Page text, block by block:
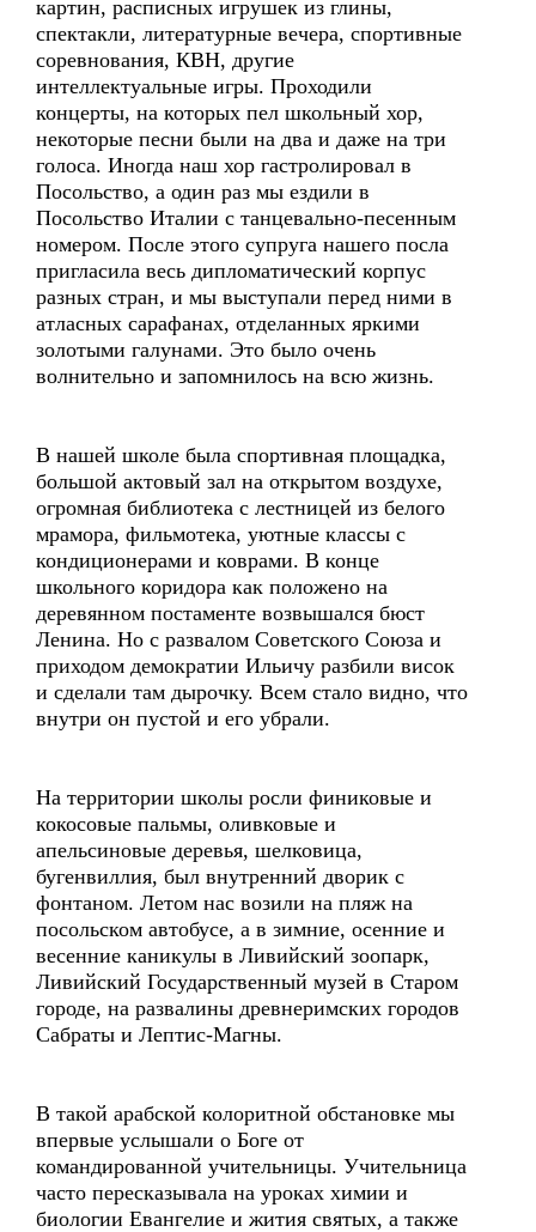
картин, расписных игрушек из глины,
спектакли, литературные вечера, спортивные
соревнования, КВН, другие
интеллектуальные игры. Проходили
концерты, на которых пел школьный хор,
некоторые песни были на два и даже на три
голоса. Иногда наш хор гастролировал в
Посольство, а один раз мы ездили в
Посольство Италии с танцевально-песенным
номером. После этого супруга нашего посла
пригласила весь дипломатический корпус
разных стран, и мы выступали перед ними в
атласных сарафанах, отделанных яркими
золотыми галунами. Это было очень
волнительно и запомнилось на всю жизнь.
В нашей школе была спортивная площадка,
большой актовый зал на открытом воздухе,
огромная библиотека с лестницей из белого
мрамора, фильмотека, уютные классы с
кондиционерами и коврами. В конце
школьного коридора как положено на
деревянном постаменте возвышался бюст
Ленина. Но с развалом Советского Союза и
приходом демократии Ильичу разбили висок
и сделали там дырочку. Всем стало видно, что
внутри он пустой и его убрали.
На территории школы росли финиковые и
кокосовые пальмы, оливковые и
апельсиновые деревья, шелковица,
бугенвиллия, был внутренний дворик с
фонтаном. Летом нас возили на пляж на
посольском автобусе, а в зимние, осенние и
весенние каникулы в Ливийский зоопарк,
Ливийский Государственный музей в Старом
городе, на развалины древнеримских городов
Сабраты и Лептис-Магны.
В такой арабской колоритной обстановке мы
впервые услышали о Боге от
командированной учительницы. Учительница
часто пересказывала на уроках химии и
биологии Евангелие и жития святых, а также